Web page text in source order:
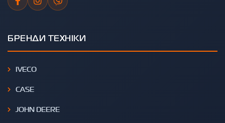
БРЕНДИ ТЕХНІКИ
IVECO
CASE
JOHN DEERE